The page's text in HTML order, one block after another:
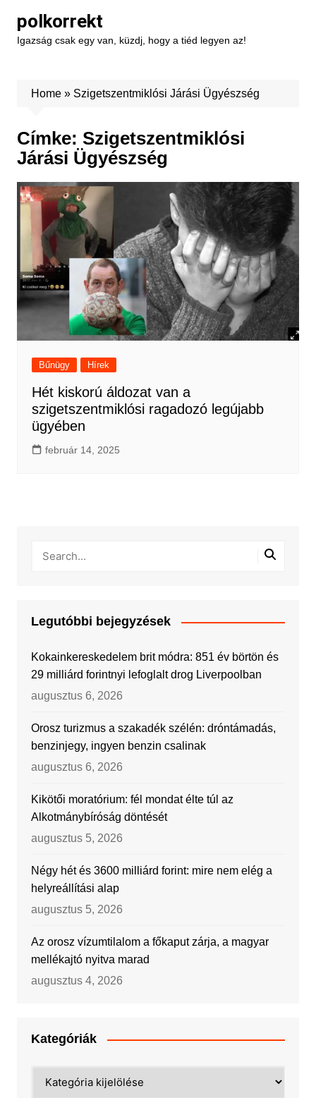
content
polkorrekt
Igazság csak egy van, küzdj, hogy a tiéd legyen az!
Home» Szigetszentmiklósi Járási Ügyészség
Címke: Szigetszentmiklósi
Járási Ügyészség
Bűnügy Hírek
Hét kiskorú áldozat van a
szigetszentmiklósi ragadozó legújabb
ügyében
február 14, 2025
Legutóbbi bejegyzések
Kokainkereskedelem brit módra: 851 év börtön és
29 milliárd forintnyi lefoglalt drog Liverpoolban
augusztus 6, 2026
Orosz turizmus a szakadék szélén: dróntámadás,
benzinjegy, ingyen benzin csalinak
augusztus 6, 2026
Kikötői moratórium: fél mondat élte túl az
Alkotmánybíróság döntését
augusztus 5, 2026
Négy hét és 3600 milliárd forint: mire nem elég a
helyreállítási alap
augusztus 5, 2026
Az orosz vízumtilalom a főkaput zárja, a magyar
mellékajtó nyitva marad
augusztus 4, 2026
Kategóriák